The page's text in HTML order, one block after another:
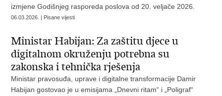
izmjene Godišnjeg rasporeda poslova od 20. veljače 2026.
06.03.2026. | Pisane vijesti
Ministar Habijan: Za zaštitu djece u
digitalnom okruženju potrebna su
zakonska i tehnička rješenja
Ministar pravosuđa, uprave i digitalne transformacije Damir
Habijan gostovao je u emisijama „Dnevni ritam“ i „Poligraf“